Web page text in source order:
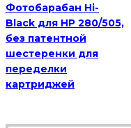
Фотобарабан Hi-
Black для HP 280/505,
без патентной
шестеренки для
переделки
картриджей